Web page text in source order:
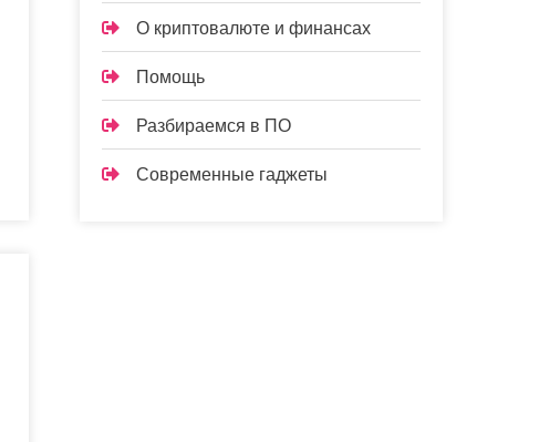
О криптовалюте и финансах
Помощь
Разбираемся в ПО
Современные гаджеты